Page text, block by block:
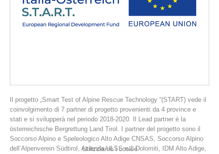
Il progetto „Smart Test of Alpine Rescue Technology “(START) vede il
coinvolgimento di 7 partner di progetto provenienti da 4 province e
stati e si svilupperà nel periodo 2018-2020. Il Lead partner è la
österreichische Bergrettung Land Tirol. I partner del progetto sono il
Soccorso Alpino e Speleologico Alto Adige CNSAS, Soccorso Alpino
dell’Alpenverein Südtirol, Azienda ULSS n.1 Dolomiti, IDM Alto Adige,
Utilizziamo i cookie